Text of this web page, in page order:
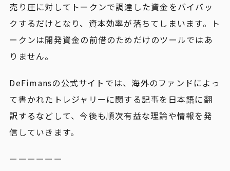
売り圧に対してトークンで調達した資金をバイバッ
クするだけとなり、資本効率が落ちてしまいます。ト
ークンは開発資金の前借のためだけのツールではあ
りません。
DeFimansの公式サイトでは、海外のファンドによっ
て書かれたトレジャリーに関する記事を日本語に翻
訳するなどして、今後も順次有益な理論や情報を発
信していきます。
ーーーーーー